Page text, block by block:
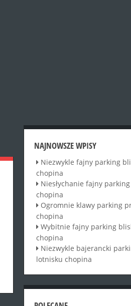
NAJNOWSZE WPISY
Niezwykle fajny parking
chopina
Niesłychanie fajny
chopina
Ogromnie klawy parking
chopina
Wybitnie fajny parking
chopina
Niezwykle bajerancki
lotnisku chopina